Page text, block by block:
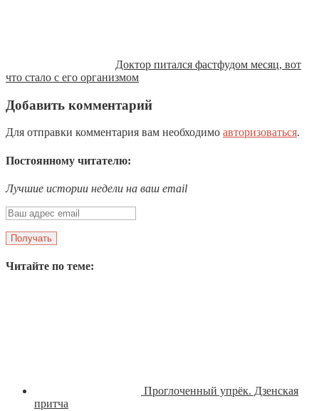
Доктор питался фастфудом месяц, вот
что стало с его организмом
Добавить комментарий
Для отправки комментария вам необходимо авторизоваться.
Постоянному читателю:
Лучшие истории недели на ваш email
Читайте по теме:
Проглоченный упрёк. Дзенская
притча